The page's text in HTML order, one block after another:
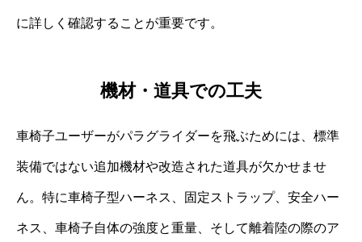
に詳しく確認することが重要です。
機材・道具での工夫
車椅子ユーザーがパラグライダーを飛ぶためには、標準
装備ではない追加機材や改造された道具が欠かせませ
ん。特に車椅子型ハーネス、固定ストラップ、安全ハー
ネス、車椅子自体の強度と重量、そして離着陸の際のア